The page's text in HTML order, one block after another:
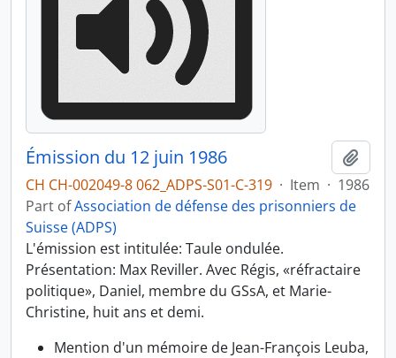
Émission du 12 juin 1986
CH CH-002049-8 062_ADPS-S01-C-319 · Item · 1986
Part ofAssociation de défense des prisonniers de
Suisse (ADPS)
L'émission est intitulée: Taule ondulée.
Présentation: Max Reviller. Avec Régis, «réfractaire
politique», Daniel, membre du GSsA, et Marie-
Christine, huit ans et demi.
Mention d'un mémoire de Jean-François Leuba,